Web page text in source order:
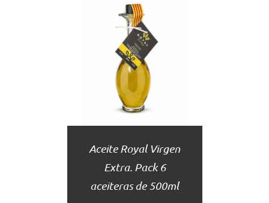
AÑADIR
AL
CARRITO
DETALLES
Aceite Royal Virgen
Extra. Pack 6
aceiteras de 500ml